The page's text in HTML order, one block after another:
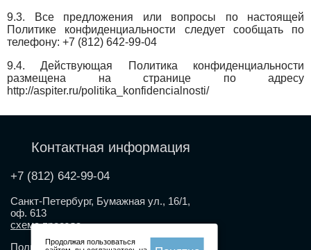
9.3. Все предложения или вопросы по настоящей
Политике конфиденциальности следует сообщать по
телефону: +7 (812) 642-99-04
9.4. Действующая Политика конфиденциальности
размещена на странице по адресу
http://aspiter.ru/politika_konfidencialnosti/
Контактная информация
+7 (812) 642-99-04
Санкт-Петербург, Бумажная ул., 16/1,
оф. 613
схема проезда
Политика конфиденциальности
Продолжая пользоваться